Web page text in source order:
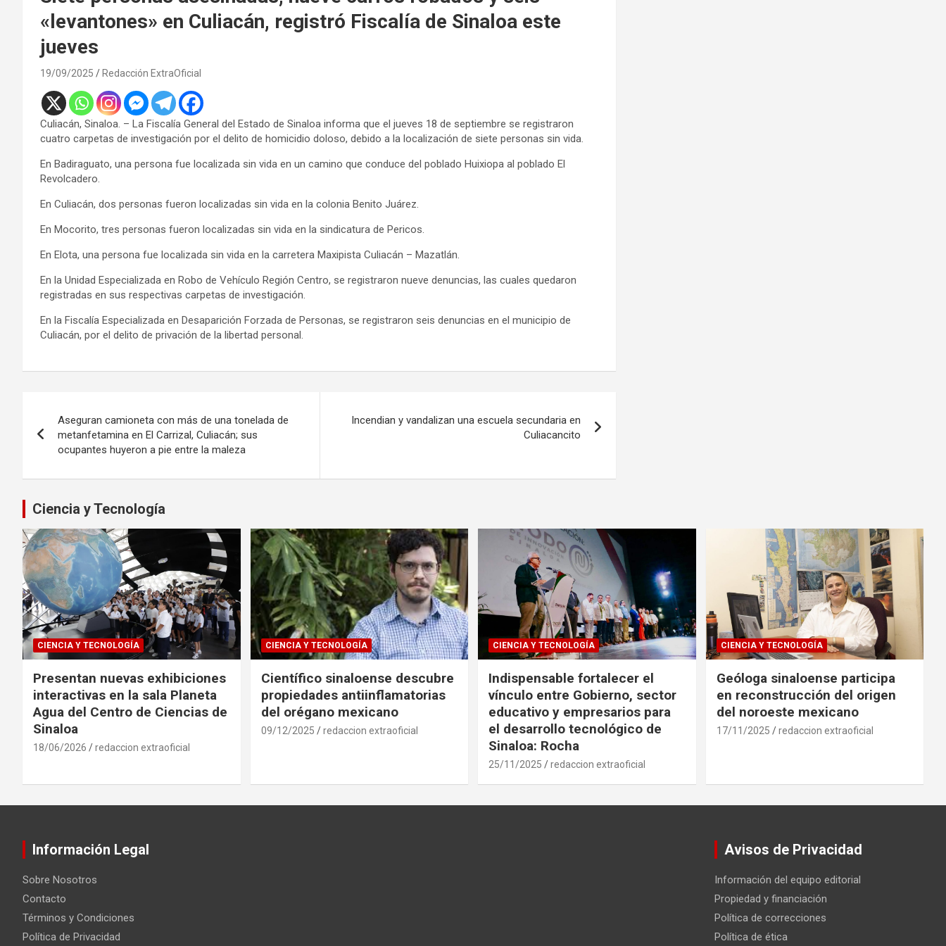
«levantones» en Culiacán, registró Fiscalía de Sinaloa este
jueves
19/09/2025 Redacción ExtraOficial
Culiacán, Sinaloa. – La Fiscalía General del Estado de Sinaloa informa que el jueves 18 de septiembre se registraron
cuatro carpetas de investigación por el delito de homicidio doloso, debido a la localización de siete personas sin vida.
En Badiraguato, una persona fue localizada sin vida en un camino que conduce del poblado Huixiopa al poblado El
Revolcadero.
En Culiacán, dos personas fueron localizadas sin vida en la colonia Benito Juárez.
En Mocorito, tres personas fueron localizadas sin vida en la sindicatura de Pericos.
En Elota, una persona fue localizada sin vida en la carretera Maxipista Culiacán – Mazatlán.
En la Unidad Especializada en Robo de Vehículo Región Centro, se registraron nueve denuncias, las cuales quedaron
registradas en sus respectivas carpetas de investigación.
En la Fiscalía Especializada en Desaparición Forzada de Personas, se registraron seis denuncias en el municipio de
Culiacán, por el delito de privación de la libertad personal.
de
entradas
Aseguran camioneta con más de una tonelada de
metanfetamina en El Carrizal, Culiacán; sus
ocupantes huyeron a pie entre la maleza
Incendian y vandalizan una escuela secundaria en
Culiacancito
Ciencia y Tecnología
CIENCIA Y TECNOLOGÍA
Presentan nuevas exhibiciones
interactivas en la sala Planeta
Agua del Centro de Ciencias de
Sinaloa
18/06/2026 redaccion extraoficial
CIENCIA Y TECNOLOGÍA
Científico sinaloense descubre
propiedades antiinflamatorias
del orégano mexicano
09/12/2025 redaccion extraoficial
CIENCIA Y TECNOLOGÍA
Indispensable fortalecer el
vínculo entre Gobierno, sector
educativo y empresarios para
el desarrollo tecnológico de
Sinaloa: Rocha
25/11/2025 redaccion extraoficial
CIENCIA Y TECNOLOGÍA
Geóloga sinaloense participa
en reconstrucción del origen
del noroeste mexicano
17/11/2025 redaccion extraoficial
Información Legal
Sobre Nosotros
Contacto
Términos y Condiciones
Política de Privacidad
Avisos de Privacidad
Información del equipo editorial
Propiedad y financiación
Política de correcciones
Política de ética